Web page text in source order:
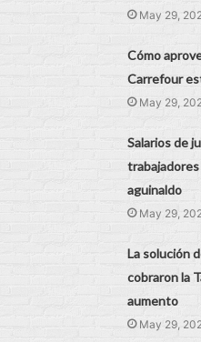
May 29,
Cómo
Carrefour
May 29,
Salarios de
aguinaldo
May 29,
La solución
cobraron la
aumento
May 29,